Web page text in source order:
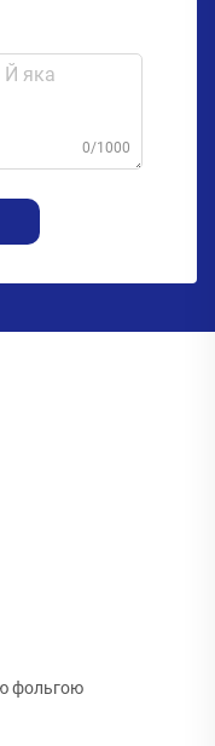
0/1000
фольгою